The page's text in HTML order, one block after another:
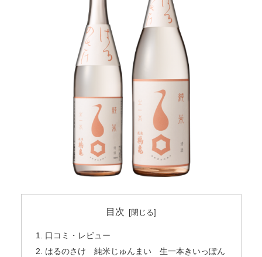
目次
口コミ・レビュー
はるのさけ 純米じゅんまい 生一本きいっぽん